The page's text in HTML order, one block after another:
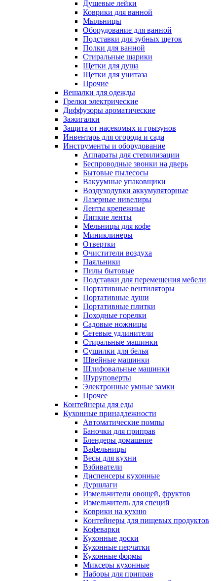
Душевые лейки
Коврики для ванной
Мыльницы
Оборудование для ванной
Подставки для зубных щеток
Полки для ванной
Стиральные шарики
Щетки для душа
Щетки для унитаза
Прочие
Вешалки для одежды
Грелки электрические
Диффузоры ароматические
Зажигалки
Защита от насекомых и грызунов
Инвентарь для огорода и сада
Инструменты и оборудование
Аппараты для стерилизации
Беспроводные звонки на дверь
Бытовые пылесосы
Вакуумные упаковщики
Воздуходувки аккумуляторные
Лазерные нивелиры
Ленты крепежные
Липкие ленты
Мельницы для кофе
Миниклинеры
Отвертки
Очистители воздуха
Паяльники
Пилы бытовые
Подставки для перемещения мебели
Портативные вентиляторы
Портативные души
Портативные плитки
Походные горелки
Садовые ножницы
Сетевые удлинители
Стиральные машинки
Сушилки для белья
Швейные машинки
Шлифовальные машинки
Шуруповерты
Электронные умные замки
Прочее
Контейнеры для еды
Кухонные принадлежности
Автоматические помпы
Баночки для приправ
Блендеры домашние
Вафельницы
Весы для кухни
Взбиватели
Диспенсеры кухонные
Дуршлаги
Измельчители овощей, фруктов
Измельчитель для специй
Коврики на кухню
Контейнеры для пищевых продуктов
Кофеварки
Кухонные доски
Кухонные перчатки
Кухонные формы
Миксеры кухонные
Наборы для приправ